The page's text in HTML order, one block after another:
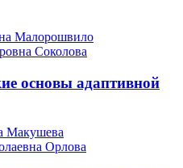
Малорошвило
Соколова
основы адаптивной
Макушева
Орлова